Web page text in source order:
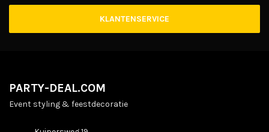
KLANTENSERVICE
PARTY-DEAL.COM
Event styling & feestdecoratie